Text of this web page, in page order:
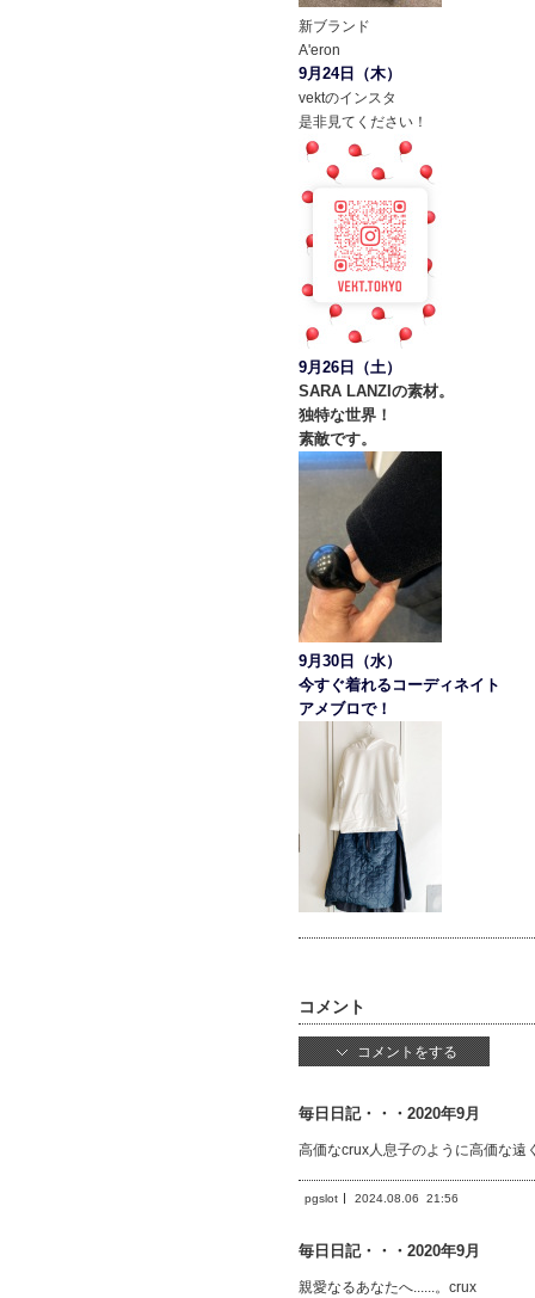
新ブランド
A'eron
9月24日（木）
vektのインスタ
是非見てください！
9月26日（土）
SARA LANZIの素材。
独特な世界！
素敵です。
9月30日（水）
今すぐ着れるコーディネイト
アメブロで！
コメント
コメントをする
毎日日記・・・2020年9月
高価なcrux人息子のように高価な遠
pgslot 2024.08.06 21:56
毎日日記・・・2020年9月
親愛なるあなたへ......。crux